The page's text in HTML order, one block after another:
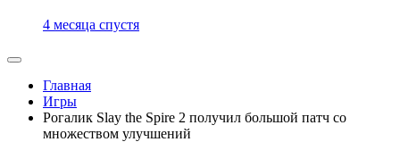
4 месяца спустя
Главная
Игры
Рогалик Slay the Spire 2 получил большой патч со
множеством улучшений